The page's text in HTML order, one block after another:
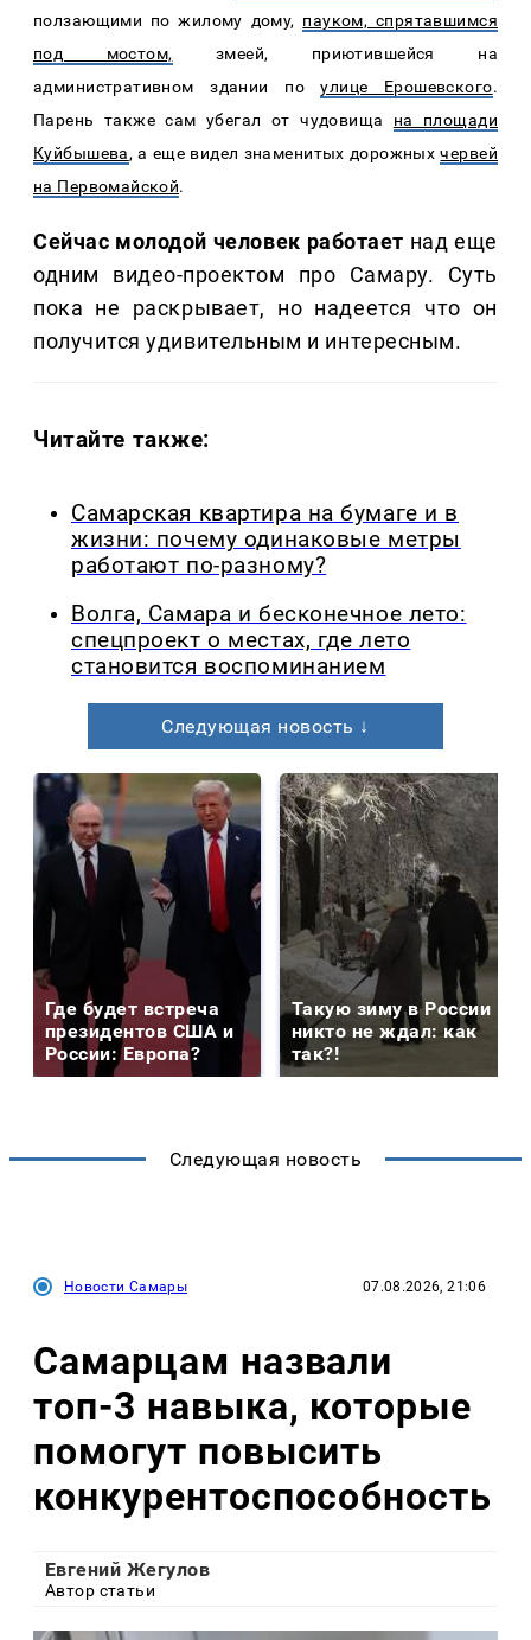
ползающими по жилому дому, пауком, спрятавшимся
под мостом, змеей, приютившейся на
административном здании поулице Ерошевского.
Парень также сам убегал от чудовища на площади
Куйбышева, а еще видел знаменитых дорожныхчервей
на Первомайской.
Сейчас молодой человек работает над еще
одним видео-проектом про Самару. Суть
пока не раскрывает, но надеется что он
получится удивительным и интересным.
Читайте также:
Самарская квартира на бумаге и в
жизни: почему одинаковые метры
работают по-разному?
Волга, Самара и бесконечное лето:
спецпроект о местах, где лето
становится воспоминанием
Следующая новость ↓
Где будет встреча
президентов США и
России: Европа?
Такую зиму в России
никто не ждал: как
так?!
Следующая новость
Новости Самары 07.08.2026, 21:06
Самарцам назвали
топ-3 навыка, которые
помогут повысить
конкурентоспособность
Евгений Жегулов
Автор статьи